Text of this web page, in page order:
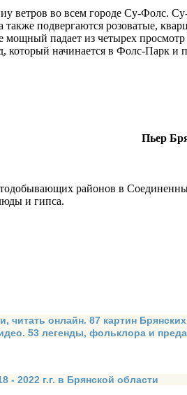
ветров во всем городе Су-Фолс.
подвергаются розоватые,
мощный падает из четырех
начинается в Фолс-Парк и
Пьер
районов в
и гипса.
читать онлайн. 87 картин
53 легенды, фольклора и
- 2022 г.г. в Брянской области